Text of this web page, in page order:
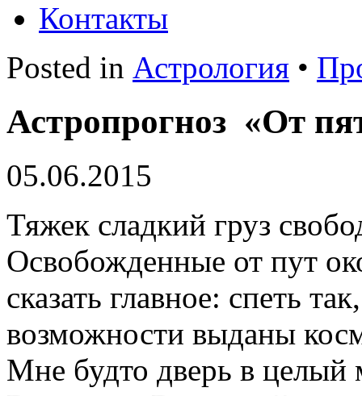
Контакты
Posted in Астрология •
Астропрогноз «От
05.06.2015
Тяжек сладкий груз
Освобожденные от пут
сказать главное: спеть
возможности выданы
Мне будто дверь в